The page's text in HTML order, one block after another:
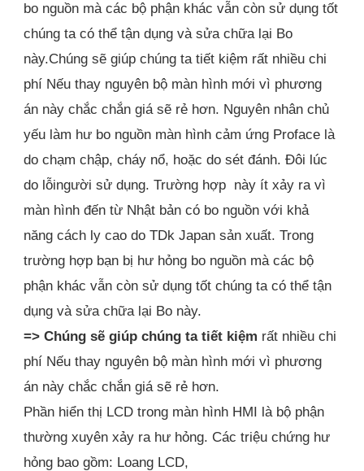
bo nguồn mà các bộ phận khác vẫn còn sử dụng tốt
chúng ta có thể tận dụng và sửa chữa lại Bo
này.Chúng sẽ giúp chúng ta tiết kiệm rất nhiều chi
phí Nếu thay nguyên bộ màn hình mới vì phương
án này chắc chắn giá sẽ rẻ hơn. Nguyên nhân chủ
yếu làm hư bo nguồn màn hình cảm ứng Proface là
do chạm chập, cháy nổ, hoặc do sét đánh. Đôi lúc
do lỗingười sử dụng. Trường hợp này ít xảy ra vì
màn hình đến từ Nhật bản có bo nguồn với khả
năng cách ly cao do TDk Japan sản xuất. Trong
trường hợp bạn bị hư hỏng bo nguồn mà các bộ
phận khác vẫn còn sử dụng tốt chúng ta có thể tận
dụng và sửa chữa lại Bo này.
=> Chúng sẽ giúp chúng ta tiết kiệm rất nhiều chi
phí Nếu thay nguyên bộ màn hình mới vì phương
án này chắc chắn giá sẽ rẻ hơn.
Phần hiển thị LCD trong màn hình HMI là bộ phận
thường xuyên xảy ra hư hỏng. Các triệu chứng hư
hỏng bao gồm: Loang LCD,